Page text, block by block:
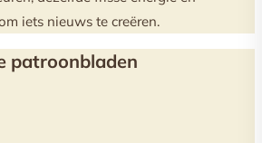
iets nieuws te creëren.
patroonbladen